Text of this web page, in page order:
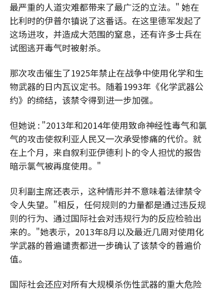
最严重的人道灾难都带来了最广泛的立法。" 她在
比利时的伊普尔镇说了这番话。在这里德军发起了
这场进攻，并造成大范围的窒息，还有许多士兵在
试图逃开毒气时被射杀。
那次攻击催生了1925年禁止在战争中使用化学和生
物武器的日内瓦议定书。随着1993年《化学武器公
约》的缔结，该禁令得到进一步加强。
但她说 : "2013年和2014年使用致命神经性毒气和氯
气的攻击使叙利亚人民又一次承受惨痛的代价。就
在上个月，来自叙利亚伊德利卜的令人担忧的报告
暗示氯气被再度使用。"
贝利副主席还表示，这种情形并不意味着法律禁令
令人失望。"相反，任何规则的力量都是通过违反规
则的行为、通过国际社会对违规行为的反应检验出
来的。"她表示，2013年8月以及最近几周对使用化
学武器的普遍谴责都进一步确认了该禁令的普遍价
值。
国际社会还应对所有大规模杀伤性武器的重大危险